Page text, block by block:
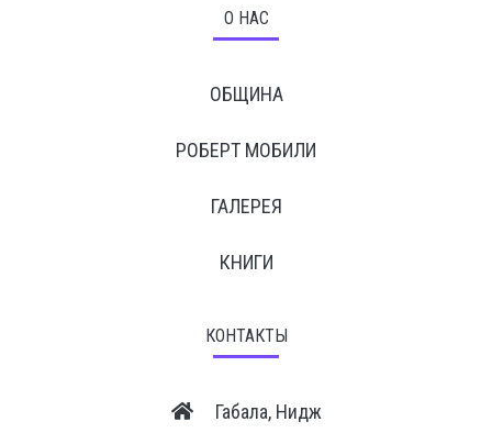
О НАС
ОБЩИНА
РОБЕРТ МОБИЛИ
ГАЛЕРЕЯ
КНИГИ
КОНТАКТЫ
Габала, Нидж